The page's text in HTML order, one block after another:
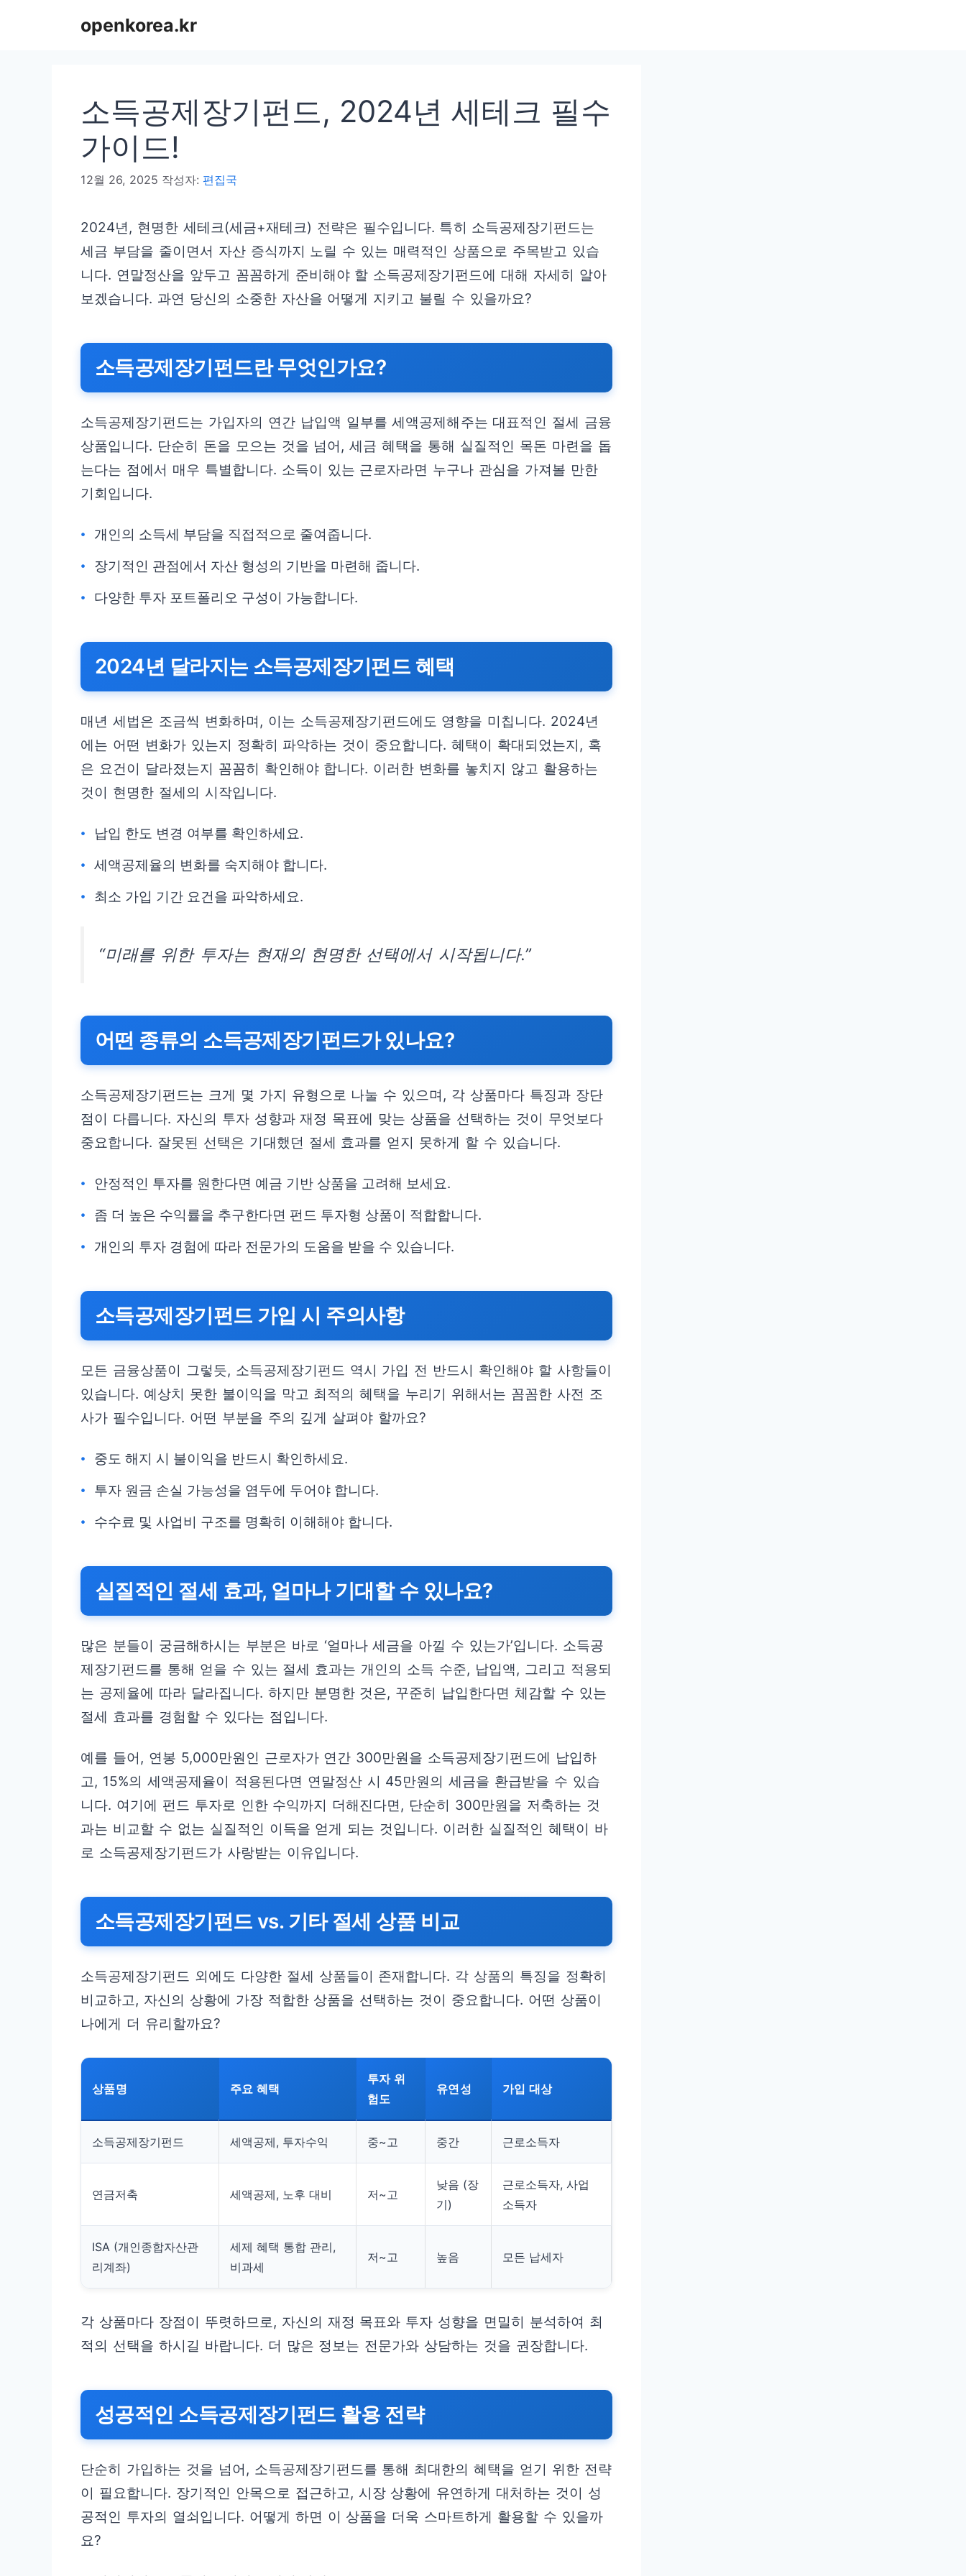
openkorea.kr
소득공제장기펀드, 2024년 세테크 필수
가이드!
12월 26, 2025 작성자: 편집국
2024년, 현명한 세테크(세금+재테크) 전략은 필수입니다. 특히 소득공제장기펀드는
세금 부담을 줄이면서 자산 증식까지 노릴 수 있는 매력적인 상품으로 주목받고 있습
니다. 연말정산을 앞두고 꼼꼼하게 준비해야 할 소득공제장기펀드에 대해 자세히 알아
보겠습니다. 과연 당신의 소중한 자산을 어떻게 지키고 불릴 수 있을까요?
소득공제장기펀드란 무엇인가요?
소득공제장기펀드는 가입자의 연간 납입액 일부를 세액공제해주는 대표적인 절세 금융
상품입니다. 단순히 돈을 모으는 것을 넘어, 세금 혜택을 통해 실질적인 목돈 마련을 돕
는다는 점에서 매우 특별합니다. 소득이 있는 근로자라면 누구나 관심을 가져볼 만한
기회입니다.
개인의 소득세 부담을 직접적으로 줄여줍니다.
장기적인 관점에서 자산 형성의 기반을 마련해 줍니다.
다양한 투자 포트폴리오 구성이 가능합니다.
2024년 달라지는 소득공제장기펀드 혜택
매년 세법은 조금씩 변화하며, 이는 소득공제장기펀드에도 영향을 미칩니다. 2024년
에는 어떤 변화가 있는지 정확히 파악하는 것이 중요합니다. 혜택이 확대되었는지, 혹
은 요건이 달라졌는지 꼼꼼히 확인해야 합니다. 이러한 변화를 놓치지 않고 활용하는
것이 현명한 절세의 시작입니다.
납입 한도 변경 여부를 확인하세요.
세액공제율의 변화를 숙지해야 합니다.
최소 가입 기간 요건을 파악하세요.
“미래를 위한 투자는 현재의 현명한 선택에서 시작됩니다.”
어떤 종류의 소득공제장기펀드가 있나요?
소득공제장기펀드는 크게 몇 가지 유형으로 나눌 수 있으며, 각 상품마다 특징과 장단
점이 다릅니다. 자신의 투자 성향과 재정 목표에 맞는 상품을 선택하는 것이 무엇보다
중요합니다. 잘못된 선택은 기대했던 절세 효과를 얻지 못하게 할 수 있습니다.
안정적인 투자를 원한다면 예금 기반 상품을 고려해 보세요.
좀 더 높은 수익률을 추구한다면 펀드 투자형 상품이 적합합니다.
개인의 투자 경험에 따라 전문가의 도움을 받을 수 있습니다.
소득공제장기펀드 가입 시 주의사항
모든 금융상품이 그렇듯, 소득공제장기펀드 역시 가입 전 반드시 확인해야 할 사항들이
있습니다. 예상치 못한 불이익을 막고 최적의 혜택을 누리기 위해서는 꼼꼼한 사전 조
사가 필수입니다. 어떤 부분을 주의 깊게 살펴야 할까요?
중도 해지 시 불이익을 반드시 확인하세요.
투자 원금 손실 가능성을 염두에 두어야 합니다.
수수료 및 사업비 구조를 명확히 이해해야 합니다.
실질적인 절세 효과, 얼마나 기대할 수 있나요?
많은 분들이 궁금해하시는 부분은 바로 ‘얼마나 세금을 아낄 수 있는가’입니다. 소득공
제장기펀드를 통해 얻을 수 있는 절세 효과는 개인의 소득 수준, 납입액, 그리고 적용되
는 공제율에 따라 달라집니다. 하지만 분명한 것은, 꾸준히 납입한다면 체감할 수 있는
절세 효과를 경험할 수 있다는 점입니다.
예를 들어, 연봉 5,000만원인 근로자가 연간 300만원을 소득공제장기펀드에 납입하
고, 15%의 세액공제율이 적용된다면 연말정산 시 45만원의 세금을 환급받을 수 있습
니다. 여기에 펀드 투자로 인한 수익까지 더해진다면, 단순히 300만원을 저축하는 것
과는 비교할 수 없는 실질적인 이득을 얻게 되는 것입니다. 이러한 실질적인 혜택이 바
로 소득공제장기펀드가 사랑받는 이유입니다.
소득공제장기펀드 vs. 기타 절세 상품 비교
소득공제장기펀드 외에도 다양한 절세 상품들이 존재합니다. 각 상품의 특징을 정확히
비교하고, 자신의 상황에 가장 적합한 상품을 선택하는 것이 중요합니다. 어떤 상품이
나에게 더 유리할까요?
상품명 주요 혜택
투자 위
험도
유연성 가입 대상
소득공제장기펀드 세액공제, 투자수익 중~고 중간 근로소득자
연금저축 세액공제, 노후 대비 저~고
낮음 (장
기)
근로소득자, 사업
소득자
ISA (개인종합자산관
리계좌)
세제 혜택 통합 관리,
비과세
저~고 높음 모든 납세자
각 상품마다 장점이 뚜렷하므로, 자신의 재정 목표와 투자 성향을 면밀히 분석하여 최
적의 선택을 하시길 바랍니다. 더 많은 정보는 전문가와 상담하는 것을 권장합니다.
성공적인 소득공제장기펀드 활용 전략
단순히 가입하는 것을 넘어, 소득공제장기펀드를 통해 최대한의 혜택을 얻기 위한 전략
이 필요합니다. 장기적인 안목으로 접근하고, 시장 상황에 유연하게 대처하는 것이 성
공적인 투자의 열쇠입니다. 어떻게 하면 이 상품을 더욱 스마트하게 활용할 수 있을까
요?